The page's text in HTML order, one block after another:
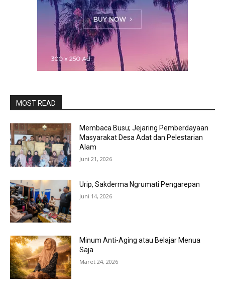
MOST READ
Membaca Busu; Jejaring Pemberdayaan
Masyarakat Desa Adat dan Pelestarian
Alam
Juni 21, 2026
Urip, Sakderma Ngrumati Pengarepan
Juni 14, 2026
Minum Anti-Aging atau Belajar Menua
Saja
Maret 24, 2026